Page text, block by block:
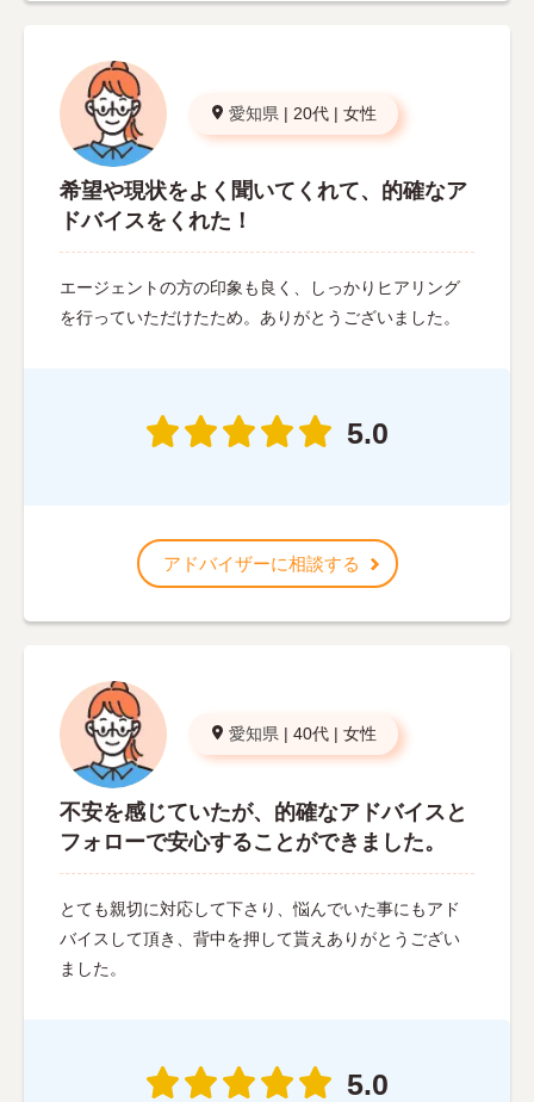
愛知県 | 20代 | 女性
希望や現状をよく聞いてくれて、的確なア
ドバイスをくれた！
エージェントの方の印象も良く、しっかりヒアリング
を行っていただけたため。ありがとうございました。
5.0
アドバイザーに相談する
愛知県 | 40代 | 女性
不安を感じていたが、的確なアドバイスと
フォローで安心することができました。
とても親切に対応して下さり、悩んでいた事にもアド
バイスして頂き、背中を押して貰えありがとうござい
ました。
5.0